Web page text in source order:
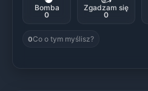
Bomba
0
Zgadzam się
0
0Co o tym myślisz?